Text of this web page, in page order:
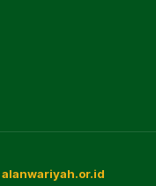
alanwariyah.or.id